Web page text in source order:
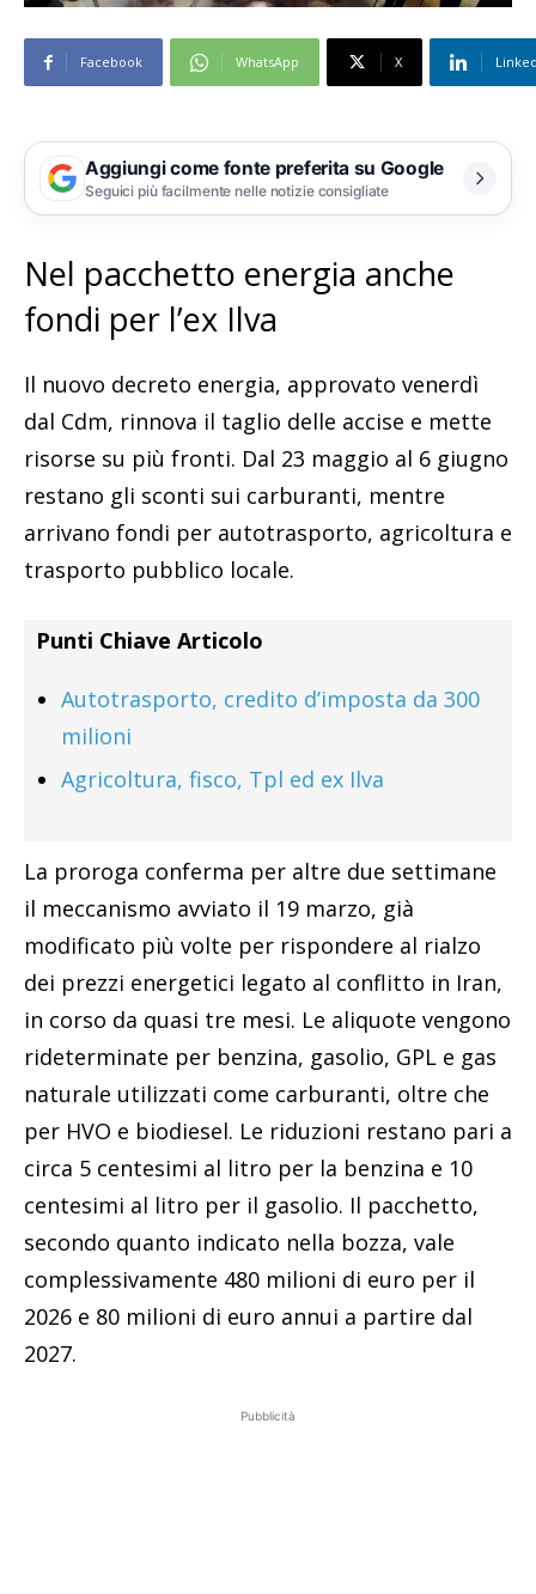
Facebook WhatsApp X
Aggiungi come fonte preferita su Google
Seguici più facilmente nelle notizie consigliate
Nel pacchetto energia anche
fondi per l’ex Ilva
Il nuovo decreto energia, approvato venerdì
dal Cdm, rinnova il taglio delle accise e mette
risorse su più fronti. Dal 23 maggio al 6 giugno
restano gli sconti sui carburanti, mentre
arrivano fondi per autotrasporto, agricoltura e
trasporto pubblico locale.
Punti Chiave Articolo
Autotrasporto, credito d’imposta da 300
milioni
Agricoltura, fisco, Tpl ed ex Ilva
La proroga conferma per altre due settimane
il meccanismo avviato il 19 marzo, già
modificato più volte per rispondere al rialzo
dei prezzi energetici legato al conflitto in Iran,
in corso da quasi tre mesi. Le aliquote vengono
rideterminate per benzina, gasolio, GPL e gas
naturale utilizzati come carburanti, oltre che
per HVO e biodiesel. Le riduzioni restano pari a
circa 5 centesimi al litro per la benzina e 10
centesimi al litro per il gasolio. Il pacchetto,
secondo quanto indicato nella bozza, vale
complessivamente 480 milioni di euro per il
2026 e 80 milioni di euro annui a partire dal
2027.
Pubblicità